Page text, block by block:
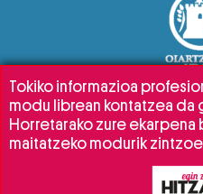
Tokiko informazioa
modu librean kontatzea da
Horretarako zure
maitatzeko modurik